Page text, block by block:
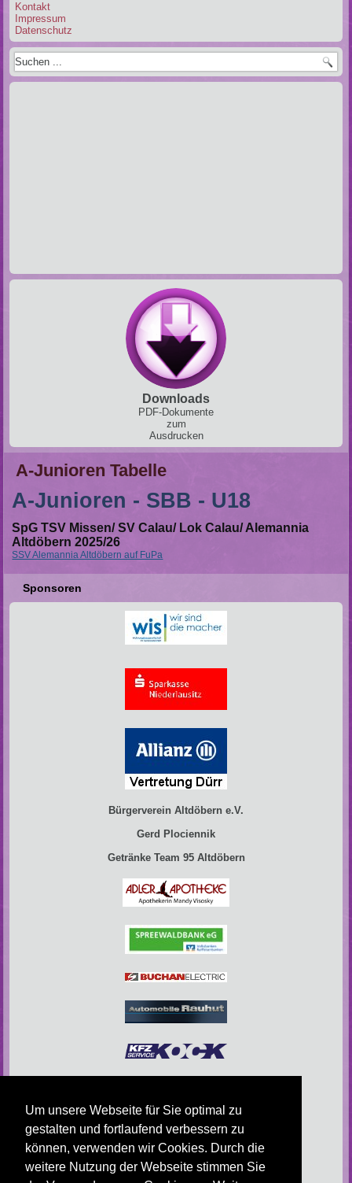
Um unsere Webseite für Sie optimal zu
gestalten und fortlaufend verbessern zu
können, verwenden wir Cookies. Durch die
weitere Nutzung der Webseite stimmen Sie
Kontakt
Impressum
Datenschutz
Downloads
PDF-Dokumente
zum
Ausdrucken
A-Junioren Tabelle
A-Junioren - SBB - U18
SpG TSV Missen/ SV Calau/ Lok Calau/ Alemannia
Altdöbern 2025/26
SSV Alemannia Altdöbern auf FuPa
Sponsoren
Bürgerverein Altdöbern e.V.
Gerd Plociennik
Getränke Team 95 Altdöbern